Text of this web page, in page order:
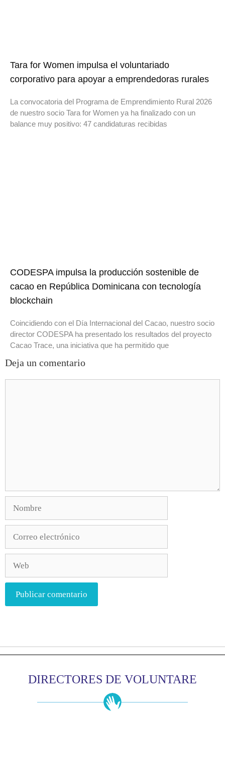
Tara for Women impulsa el voluntariado
corporativo para apoyar a emprendedoras rurales
La convocatoria del Programa de Emprendimiento Rural 2026
de nuestro socio Tara for Women ya ha finalizado con un
balance muy positivo: 47 candidaturas recibidas
CODESPA impulsa la producción sostenible de
cacao en República Dominicana con tecnología
blockchain
Coincidiendo con el Día Internacional del Cacao, nuestro socio
director CODESPA ha presentado los resultados del proyecto
Cacao Trace, una iniciativa que ha permitido que
Deja un comentario
DIRECTORES DE VOLUNTARE